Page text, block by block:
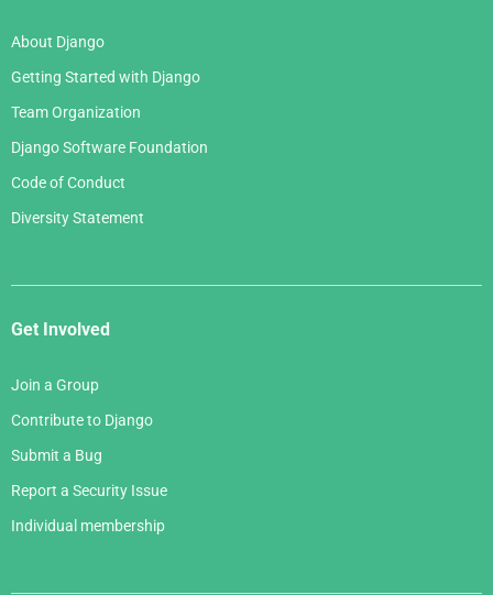
About Django
Getting Started with Django
Team Organization
Django Software Foundation
Code of Conduct
Diversity Statement
Get Involved
Join a Group
Contribute to Django
Submit a Bug
Report a Security Issue
Individual membership